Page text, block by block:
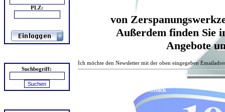
PLZ:
Suchbegriff:
von
Außerdem finden Sie
Angebote
Ich möchte den Newsletter mit der oben eingegeben
Das Sortiment im Überblick